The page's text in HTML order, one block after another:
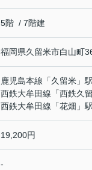
5階 / 7階建
福岡県久留米市白山町
鹿児島本線 「久留米 」
西鉄大牟田線 「西鉄久
西鉄大牟田線 「花畑 」
19,200円
-